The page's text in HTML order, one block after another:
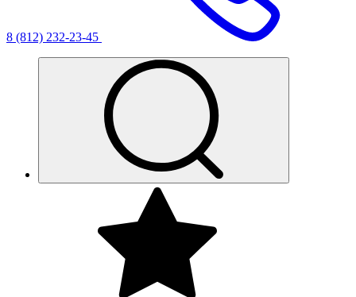
8 (812) 232-23-45